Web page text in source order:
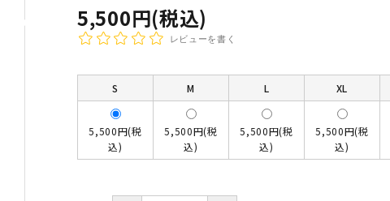
5,500円(税込)
レビューを書く
S M L XL
5,500円(税
込)
5,500円(税
込)
5,500円(税
込)
5,500円(税
込)